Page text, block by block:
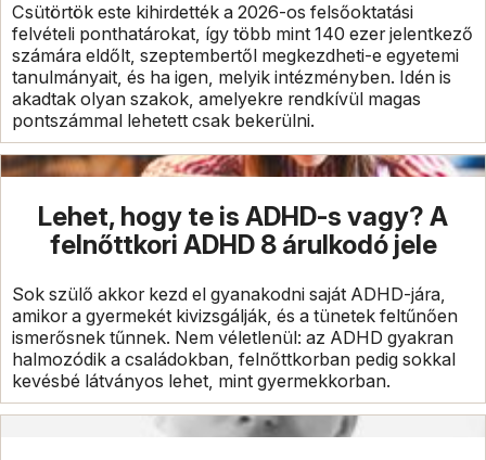
Csütörtök este kihirdették a 2026-os felsőoktatási
felvételi ponthatárokat, így több mint 140 ezer jelentkező
számára eldőlt, szeptembertől megkezdheti-e egyetemi
tanulmányait, és ha igen, melyik intézményben. Idén is
akadtak olyan szakok, amelyekre rendkívül magas
pontszámmal lehetett csak bekerülni.
Lehet, hogy te is ADHD-s vagy? A
felnőttkori ADHD 8 árulkodó jele
Sok szülő akkor kezd el gyanakodni saját ADHD-jára,
amikor a gyermekét kivizsgálják, és a tünetek feltűnően
ismerősnek tűnnek. Nem véletlenül: az ADHD gyakran
halmozódik a családokban, felnőttkorban pedig sokkal
kevésbé látványos lehet, mint gyermekkorban.